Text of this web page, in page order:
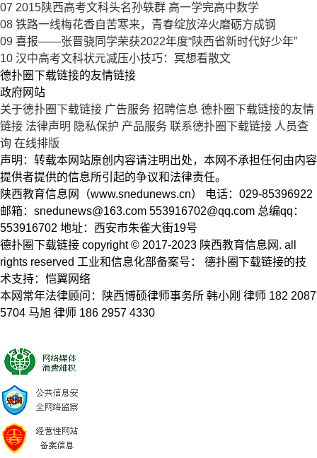
07 2015陕西高考文科头名孙轶群 高一学完高中数学
08 铁路一线梅花香自苦寒来，青春绽放淬火磨砺方成钢
09 喜报——张晋骁同学荣获2022年度“陕西省新时代好少年”
10 汉中高考文科状元减压小技巧：冥想看散文
德扑圈下载链接的友情链接
政府网站
关于德扑圈下载链接 广告服务 招聘信息 德扑圈下载链接的友情
链接 法律声明 隐私保护 产品服务 联系德扑圈下载链接 人员查
询 在线排版
声明：转载本网站原创内容请注明出处，本网不承担任何由内容
提供者提供的信息所引起的争议和法律责任。
陕西教育信息网（www.snedunews.cn） 电话：029-85396922
邮箱： snedunews@163.com 553916702@qq.com 总编qq：
553916702 地址：西安市朱雀大街19号
德扑圈下载链接 copyright © 2017-2023 陕西教育信息网. all
rights reserved 工业和信息化部备案号： 德扑圈下载链接的技
术支持：恺翼网络
本网常年法律顾问：陕西博硕律师事务所 韩小刚 律师 182 2087
5704 马旭 律师 186 2957 4330